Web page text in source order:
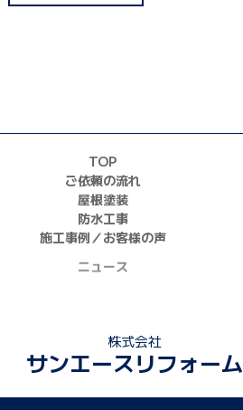
TOP
ご依頼の流れ
屋根塗装
防水工事
施工事例／お客様の声
株式会社
サンエースリフォーム